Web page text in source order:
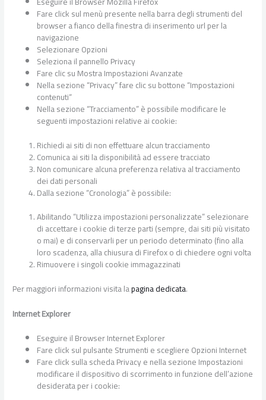
Fare click sul menù presente nella barra degli strumenti del
browser a fianco della finestra di inserimento url per la
navigazione
Selezionare Opzioni
Seleziona il pannello Privacy
Fare clic su Mostra Impostazioni Avanzate
Nella sezione “Privacy” fare clic su bottone “Impostazioni
contenuti“
Nella sezione “Tracciamento” è possibile modificare le
seguenti impostazioni relative ai cookie:
Richiedi ai siti di non effettuare alcun tracciamento
Comunica ai siti la disponibilità ad essere tracciato
Non comunicare alcuna preferenza relativa al tracciamento
dei dati personali
Dalla sezione “Cronologia” è possibile:
Abilitando “Utilizza impostazioni personalizzate” selezionare
di accettare i cookie di terze parti (sempre, dai siti più visitato
o mai) e di conservarli per un periodo determinato (fino alla
loro scadenza, alla chiusura di Firefox o di chiedere ogni volta
Rimuovere i singoli cookie immagazzinati
Per maggiori informazioni visita lapagina dedicata.
Internet Explorer
Eseguire il Browser Internet Explorer
Fare click sul pulsante Strumenti e scegliere Opzioni Internet
Fare click sulla scheda Privacy e nella sezione Impostazioni
modificare il dispositivo di scorrimento in funzione dell’azione
desiderata per i cookie: